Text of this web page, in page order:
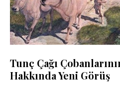
Tunç Çağı
Hakkında Yeni Görüş